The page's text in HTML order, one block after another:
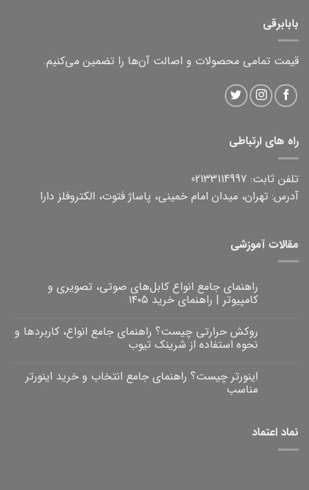
بابابرقی
قیمت تمامی محصولات و اصالت آن‌ها را تضمین می‌کنیم.
راه های ارتباطی
تلفن ثابت: 02133114997
آدرس: تهران، میدان امام خمینی، پاساژ فتوت، الکتروفلز دارا
مقالات آموزشی
راهنمای جامع انواع کابل‌های صوتی، تصویری و
کامپیوتر | راهنمای خرید ۱۴۰۵
برای
راهنمای
جامع
صوتی،
تصویری
و
خرید
۱۴۰۵
ثبت
نشده
روکش حرارتی چیست؟ راهنمای جامع انواع، کاربردها و
نحوه استفاده از شرینک تیوب
برای
روکش
حرارتی
انواع،
کاربردها
ثبت
نشده
اینورتر چیست؟ راهنمای جامع انتخاب و خرید اینورتر
مناسب
اینورتر
چیست؟
نشده
نماد اعتماد